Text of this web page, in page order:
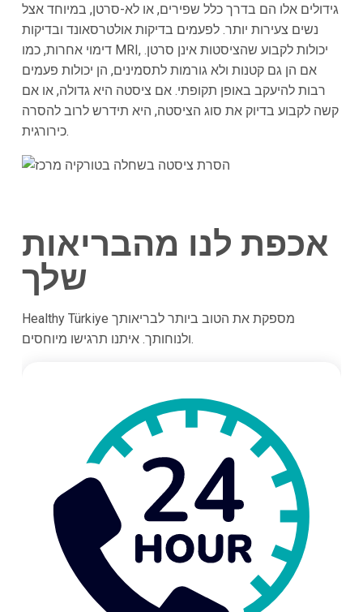
גידולים אלו הם בדרך כלל שפירים, או לא-סרטן, במיוחד אצל
נשים צעירות יותר. לפעמים בדיקות אולטרסאונד ובדיקות
דימוי אחרות, כמו MRI, יכולות לקבוע שהציסטות אינן סרטן.
אם הן גם קטנות ולא גורמות לתסמינים, הן יכולות פעמים
רבות להיעקב באופן תקופתי. אם ציסטה היא גדולה, או אם
קשה לקבוע בדיוק את סוג הציסטה, היא תידרש לרוב להסרה
כירורגית.
אכפת לנו מהבריאות
שלך
Healthy Türkiye מספקת את הטוב ביותר לבריאותך
ולנוחותך. איתנו תרגישו מיוחסים.